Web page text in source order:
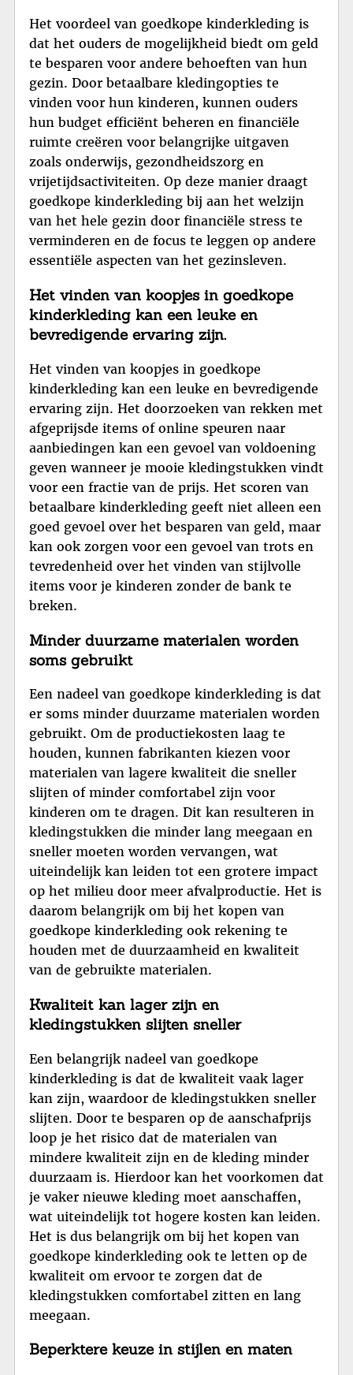
Het voordeel van goedkope kinderkleding is
dat het ouders de mogelijkheid biedt om geld
te besparen voor andere behoeften van hun
gezin. Door betaalbare kledingopties te
vinden voor hun kinderen, kunnen ouders
hun budget efficiënt beheren en financiële
ruimte creëren voor belangrijke uitgaven
zoals onderwijs, gezondheidszorg en
vrijetijdsactiviteiten. Op deze manier draagt
goedkope kinderkleding bij aan het welzijn
van het hele gezin door financiële stress te
verminderen en de focus te leggen op andere
essentiële aspecten van het gezinsleven.
Het vinden van koopjes in goedkope
kinderkleding kan een leuke en
bevredigende ervaring zijn.
Het vinden van koopjes in goedkope
kinderkleding kan een leuke en bevredigende
ervaring zijn. Het doorzoeken van rekken met
afgeprijsde items of online speuren naar
aanbiedingen kan een gevoel van voldoening
geven wanneer je mooie kledingstukken vindt
voor een fractie van de prijs. Het scoren van
betaalbare kinderkleding geeft niet alleen een
goed gevoel over het besparen van geld, maar
kan ook zorgen voor een gevoel van trots en
tevredenheid over het vinden van stijlvolle
items voor je kinderen zonder de bank te
breken.
Minder duurzame materialen worden
soms gebruikt
Een nadeel van goedkope kinderkleding is dat
er soms minder duurzame materialen worden
gebruikt. Om de productiekosten laag te
houden, kunnen fabrikanten kiezen voor
materialen van lagere kwaliteit die sneller
slijten of minder comfortabel zijn voor
kinderen om te dragen. Dit kan resulteren in
kledingstukken die minder lang meegaan en
sneller moeten worden vervangen, wat
uiteindelijk kan leiden tot een grotere impact
op het milieu door meer afvalproductie. Het is
daarom belangrijk om bij het kopen van
goedkope kinderkleding ook rekening te
houden met de duurzaamheid en kwaliteit
van de gebruikte materialen.
Kwaliteit kan lager zijn en
kledingstukken slijten sneller
Een belangrijk nadeel van goedkope
kinderkleding is dat de kwaliteit vaak lager
kan zijn, waardoor de kledingstukken sneller
slijten. Door te besparen op de aanschafprijs
loop je het risico dat de materialen van
mindere kwaliteit zijn en de kleding minder
duurzaam is. Hierdoor kan het voorkomen dat
je vaker nieuwe kleding moet aanschaffen,
wat uiteindelijk tot hogere kosten kan leiden.
Het is dus belangrijk om bij het kopen van
goedkope kinderkleding ook te letten op de
kwaliteit om ervoor te zorgen dat de
kledingstukken comfortabel zitten en lang
meegaan.
Beperktere keuze in stijlen en maten